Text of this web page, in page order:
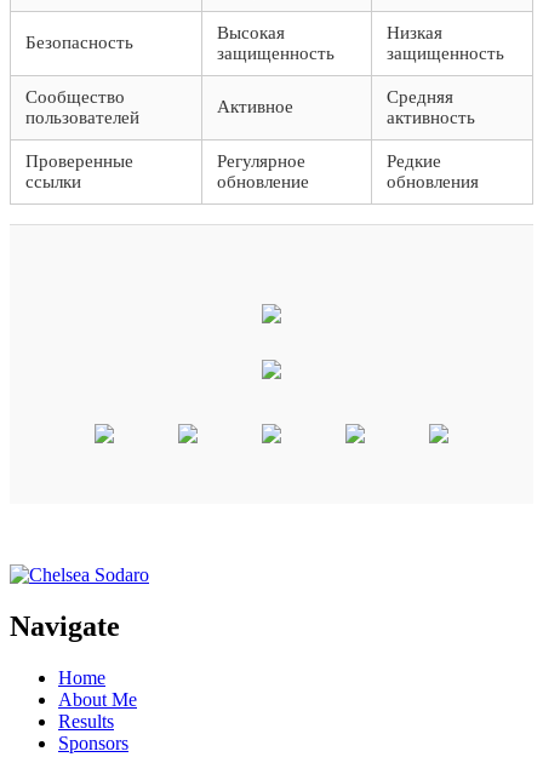
Безопасность
Высокая
защищенность
Низкая
защищенность
Сообщество
пользователей
Активное
Средняя
активность
Проверенные
ссылки
Регулярное
обновление
Редкие
обновления
Navigate
Home
About Me
Results
Sponsors